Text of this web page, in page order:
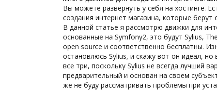
Вы можете развернуть у себя на хостинге.
создания интернет магазина, которые берут
В данной статье я рассмотрю движки для
основанные на Symfony2, это будут Sylius,
open source и соответственно бесплатны.
остановлюсь Sylius, и скажу вот он идеал, но
все три, поскольку Sylius не всегда лучший
предварительный и основан на своем
же не буду рассматривать проблемы при